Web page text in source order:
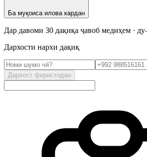
Ба муқоиса илова кардан
Дар давоми 30 дақиқа ҷавоб медиҳем ·
Дархости нархи дақиқ
Дархост фиристодан